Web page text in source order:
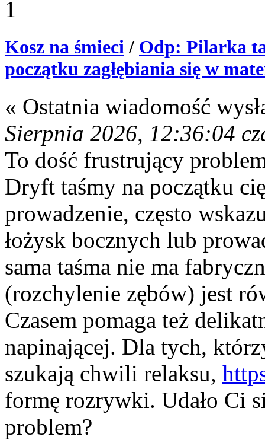
1
Kosz na śmieci / Odp: Pilarka
początku zagłębiania się w
« Ostatnia wiadomość
Sierpnia 2026, 12:36:04
To dość frustrujący
Dryft taśmy na początku
prowadzenie, często
łożysk bocznych lub
sama taśma nie ma
(rozchylenie zębów) jest
Czasem pomaga też
napinającej. Dla tych,
szukają chwili relaksu,
formę rozrywki. Udało Ci
problem?